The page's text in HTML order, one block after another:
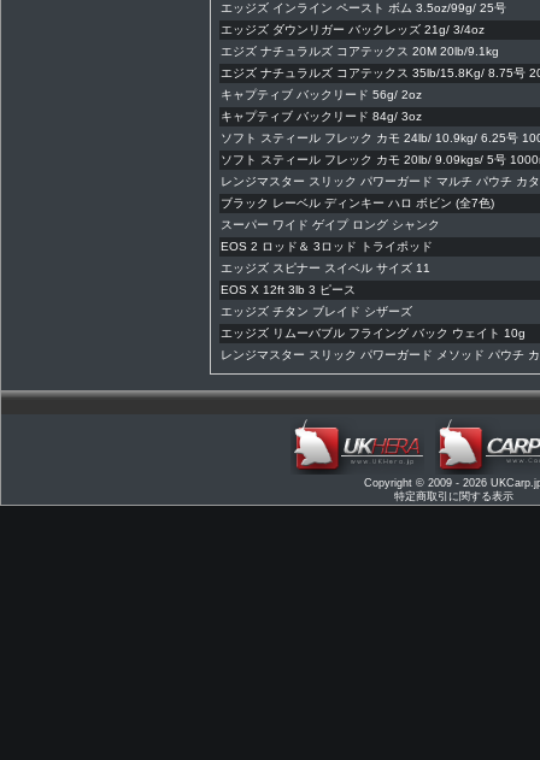
エッジズ インライン ペースト ボム 3.5oz/99g/ 25号
エッジズ ダウンリガー バックレッズ 21g/ 3/4oz
エジズ ナチュラルズ コアテックス 20M 20lb/9.1kg
エジズ ナチュラルズ コアテックス 35lb/15.8Kg/ 8.75号
キャプティブ バックリード 56g/ 2oz
キャプティブ バックリード 84g/ 3oz
ソフト スティール フレック カモ 24lb/ 10.9kg/ 6.25号
ソフト スティール フレック カモ 20lb/ 9.09kgs/ 5号
レンジマスター スリック パワーガード マルチ パウチ カ
ブラック レーベル ディンキー ハロ ボビン (全7色)
スーパー ワイド ゲイプ ロング シャンク
EOS 2 ロッド＆ 3ロッド トライポッド
エッジズ スピナー スイベル サイズ 11
EOS X 12ft 3lb 3 ピース
エッジズ チタン ブレイド シザーズ
エッジズ リムーバブル フライング バック ウェイト 10g
レンジマスター スリック パワーガード メソッド パウチ
Copyright © 2009 - 2026
特定商取引に関する表示